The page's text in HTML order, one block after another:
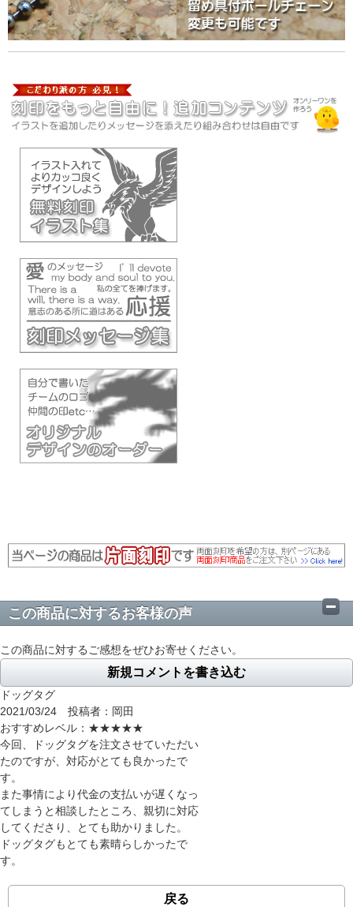
この商品に対するお客様の声
この商品に対するご感想をぜひお寄せください。
新規コメントを書き込む
ドッグタグ
2021/03/24 投稿者：岡田
おすすめレベル： ★★★★★
今回、ドッグタグを注文させていただい
たのですが、対応がとても良かったで
す。
また事情により代金の支払いが遅くなっ
てしまうと相談したところ、親切に対応
してくださり、とても助かりました。
ドッグタグもとても素晴らしかったで
す。
戻る